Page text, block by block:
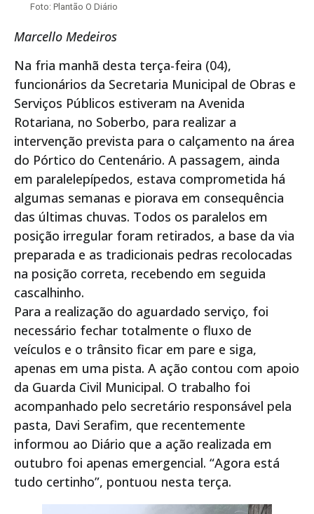
Foto: Plantão O Diário
Marcello Medeiros
Na fria manhã desta terça-feira (04),
funcionários da Secretaria Municipal de Obras e
Serviços Públicos estiveram na Avenida
Rotariana, no Soberbo, para realizar a
intervenção prevista para o calçamento na área
do Pórtico do Centenário. A passagem, ainda
em paralelepípedos, estava comprometida há
algumas semanas e piorava em consequência
das últimas chuvas. Todos os paralelos em
posição irregular foram retirados, a base da via
preparada e as tradicionais pedras recolocadas
na posição correta, recebendo em seguida
cascalhinho.
Para a realização do aguardado serviço, foi
necessário fechar totalmente o fluxo de
veículos e o trânsito ficar em pare e siga,
apenas em uma pista. A ação contou com apoio
da Guarda Civil Municipal. O trabalho foi
acompanhado pelo secretário responsável pela
pasta, Davi Serafim, que recentemente
informou ao Diário que a ação realizada em
outubro foi apenas emergencial. “Agora está
tudo certinho”, pontuou nesta terça.